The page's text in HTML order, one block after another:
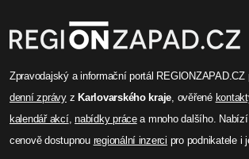
Zpravodajský a informační portál REGIONZAPAD.CZ
denní zprávyz Karlovarského kraje, ověřené
kalendář akcí,nabídky prácea mnoho dalšího.
cenově dostupnou regionální inzerci pro podnikatele i